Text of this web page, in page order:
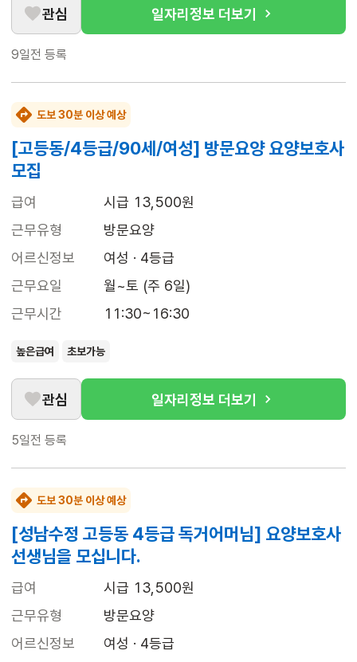
관심 일자리정보 더보기
9일전 등록
도보 30분 이상 예상
[고등동/4등급/90세/여성] 방문요양 요양보호사
모집
급여
시급 13,500원
근무유형
방문요양
어르신정보
여성 · 4등급
근무요일
월~토 (주 6일)
근무시간
11:30~16:30
높은급여 초보가능
관심 일자리정보 더보기
5일전 등록
도보 30분 이상 예상
[성남수정 고등동 4등급 독거어머님] 요양보호사
선생님을 모십니다.
급여
시급 13,500원
근무유형
방문요양
어르신정보
여성 · 4등급